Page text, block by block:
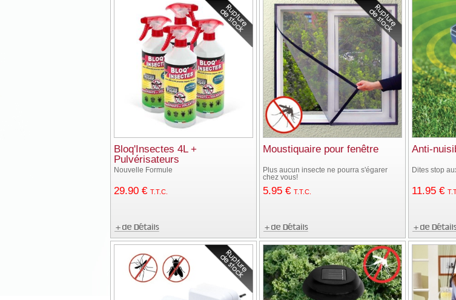
Bloq'Insectes 4L +
Pulvérisateurs
Nouvelle Formule
29.90 € T.T.C.
Moustiquaire pour fenêtre
Plus aucun insecte ne pourra s'égarer
chez vous!
5.95 € T.T.C.
Anti-
Dites stop
11.95 €